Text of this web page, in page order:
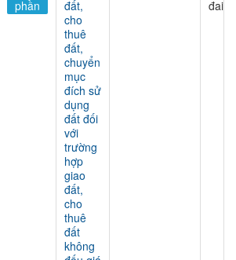
phần
đất,
cho
thuê
đất,
chuyển
mục
đích sử
dụng
đất đối
với
trường
hợp
giao
đất,
cho
thuê
đất
không
đai